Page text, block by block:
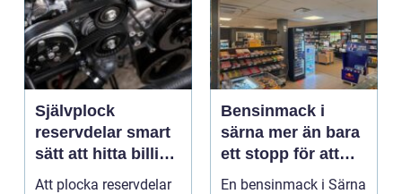
Självplock
reservdelar smart
sätt att hitta billiga
bildelar
Att plocka reservdelar
Bensinmack i
särna mer än bara
ett stopp för att
tanka
En bensinmack i Särna